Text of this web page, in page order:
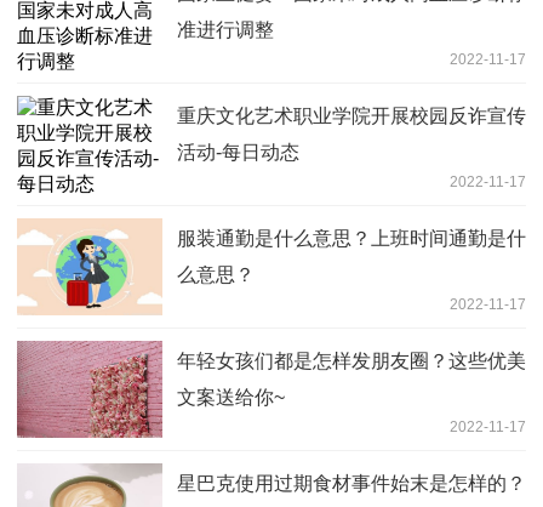
准进行调整
2022-11-17
重庆文化艺术职业学院开展校园反诈宣传
活动-每日动态
2022-11-17
服装通勤是什么意思？上班时间通勤是什
么意思？
2022-11-17
年轻女孩们都是怎样发朋友圈？这些优美
文案送给你~
2022-11-17
星巴克使用过期食材事件始末是怎样的？